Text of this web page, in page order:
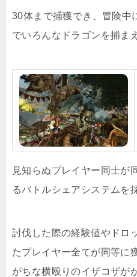
30体まで捕獲でき、冒険中
でいろんなドラゴンを捕ま
見知らぬプレイヤー同士が
るバトルシェアシステムを
討伐した際の経験値やドロ
たプレイヤー全てが同等に
がちな横殴りのイザコザが